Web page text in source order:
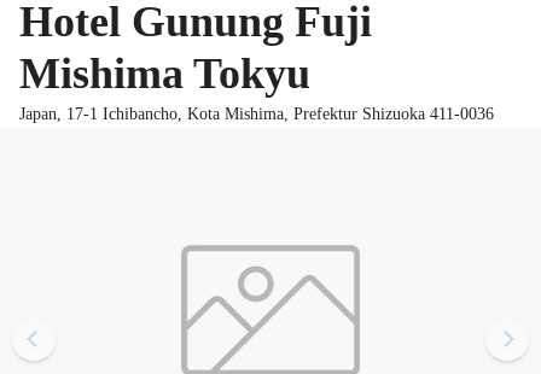
Hotel Gunung Fuji
Mishima Tokyu
Japan, 17-1 Ichibancho, Kota Mishima, Prefektur Shizuoka 411-0036